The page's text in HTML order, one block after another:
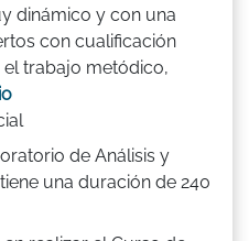
dinámico y con una
con cualificación
trabajo metódico,
de Análisis y
una duración de 240